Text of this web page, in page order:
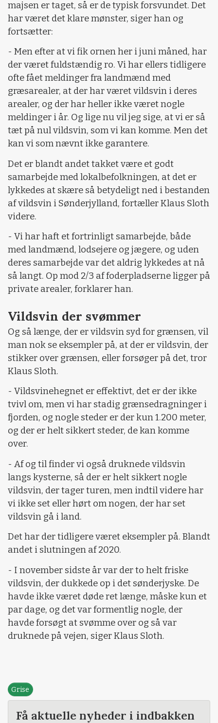
majsen er taget, så er de typisk forsvundet. Det
har været det klare mønster, siger han og
fortsætter:
- Men efter at vi fik ornen her i juni måned, har
der været fuldstændig ro. Vi har ellers tidligere
ofte fået meldinger fra landmænd med
græsarealer, at der har været vildsvin i deres
arealer, og der har heller ikke været nogle
meldinger i år. Og lige nu vil jeg sige, at vi er så
tæt på nul vildsvin, som vi kan komme. Men det
kan vi som nævnt ikke garantere.
Det er blandt andet takket være et godt
samarbejde med lokalbefolkningen, at det er
lykkedes at skære så betydeligt ned i bestanden
af vildsvin i Sønderjylland, fortæller Klaus Sloth
videre.
- Vi har haft et fortrinligt samarbejde, både
med landmænd, lodsejere og jægere, og uden
deres samarbejde var det aldrig lykkedes at nå
så langt. Op mod 2/3 af foderpladserne ligger på
private arealer, forklarer han.
Vildsvin der svømmer
Og så længe, der er vildsvin syd for grænsen, vil
man nok se eksempler på, at der er vildsvin, der
stikker over grænsen, eller forsøger på det, tror
Klaus Sloth.
- Vildsvinehegnet er effektivt, det er der ikke
tvivl om, men vi har stadig grænsedragninger i
fjorden, og nogle steder er der kun 1.200 meter,
og der er helt sikkert steder, de kan komme
over.
- Af og til finder vi også druknede vildsvin
langs kysterne, så der er helt sikkert nogle
vildsvin, der tager turen, men indtil videre har
vi ikke set eller hørt om nogen, der har set
vildsvin gå i land.
Det har der tidligere været eksempler på. Blandt
andet i slutningen af 2020.
- I november sidste år var der to helt friske
vildsvin, der dukkede op i det sønderjyske. De
havde ikke været døde ret længe, måske kun et
par dage, og det var formentlig nogle, der
havde forsøgt at svømme over og så var
druknede på vejen, siger Klaus Sloth.
Grise
Få aktuelle nyheder i indbakken